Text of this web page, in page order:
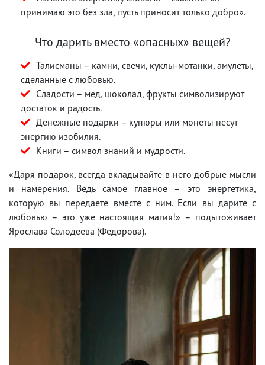
принимаю это без зла, пусть приносит только добро».
Что дарить вместо «опасных» вещей?
Талисманы – камни, свечи, куклы-мотанки, амулеты,
сделанные с любовью.
Сладости – мед, шоколад, фрукты символизируют
достаток и радость.
Денежные подарки – купюры или монеты несут
энергию изобилия.
Книги – символ знаний и мудрости.
«Даря подарок, всегда вкладывайте в него добрые мысли
и намерения. Ведь самое главное – это энергетика,
которую вы передаете вместе с ним. Если вы дарите с
любовью – это уже настоящая магия!» – подытоживает
Ярослава Солодеева (Федорова).